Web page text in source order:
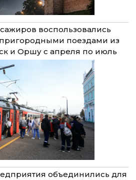
воспользовались
поездами из
и Оршу с апреля по июль
объединились для